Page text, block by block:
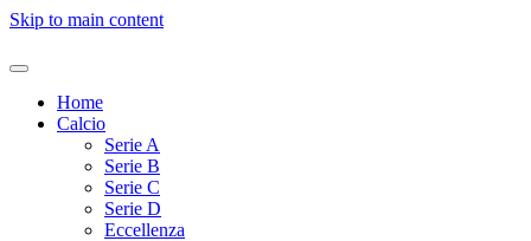
Skip to main content
Home
Calcio
Serie A
Serie B
Serie C
Serie D
Eccellenza